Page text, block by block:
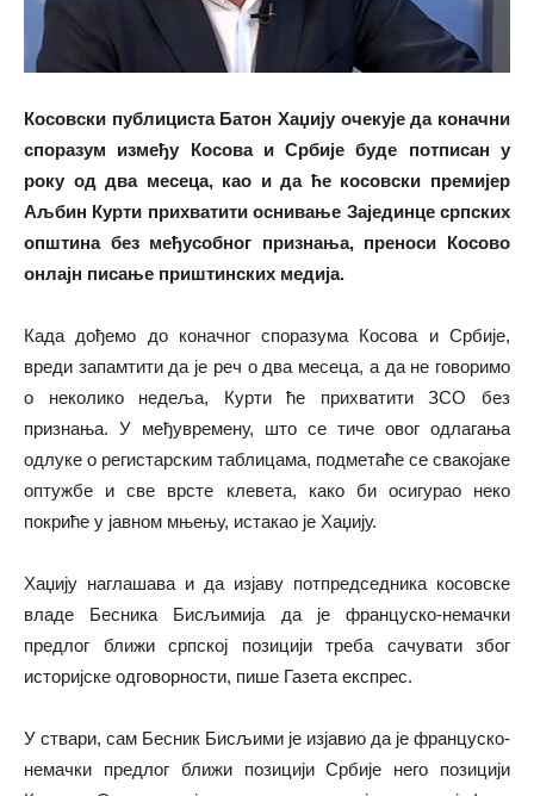
Косовски публициста Батон Хаџију очекује да коначни
споразум између Косова и Србије буде потписан у
року од два месеца, као и да ће косовски премијер
Аљбин Курти прихватити оснивање Зајединце српских
општина без међусобног признања, преноси Косово
онлајн писање приштинских медија.
Када дођемо до коначног споразума Косова и Србије,
вреди запамтити да је реч о два месеца, а да не говоримо
о неколико недеља, Курти ће прихватити ЗСО без
признања. У међувремену, што се тиче овог одлагања
одлуке о регистарским таблицама, подметаће се свакојаке
оптужбе и све врсте клевета, како би осигурао неко
покриће у јавном мњењу, истакао је Хаџију.
Хаџију наглашава и да изјаву потпредседника косовске
владе Бесника Бисљимија да је француско-немачки
предлог ближи српској позицији треба сачувати због
историјске одговорности, пише Газета експрес.
У ствари, сам Бесник Бисљими је изјавио да је француско-
немачки предлог ближи позицији Србије него позицији